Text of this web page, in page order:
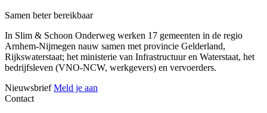
Samen beter bereikbaar
In Slim & Schoon Onderweg werken 17 gemeenten in de regio
Arnhem-Nijmegen nauw samen met provincie Gelderland,
Rijkswaterstaat; het ministerie van Infrastructuur en Waterstaat, het
bedrijfsleven (VNO-NCW, werkgevers) en vervoerders.
Nieuwsbrief Meld je aan
Contact